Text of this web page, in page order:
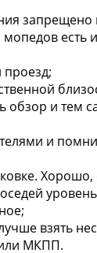
запрещено
есть
проезд;
обзор и тем
и
взять
МКПП.